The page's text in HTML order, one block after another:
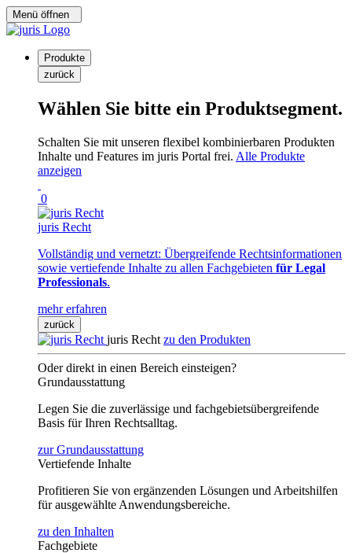
Menü öffnen
Produkte
zurück
Wählen Sie bitte ein Produktsegment.
Schalten Sie mit unseren flexibel kombinierbaren Produkten
Inhalte und Features im juris Portal frei. Alle Produkte
anzeigen
0
juris Recht
Vollständig und vernetzt: Übergreifende Rechtsinformationen
sowie vertiefende Inhalte zu allen Fachgebieten für Legal
Professionals.
mehr erfahren
zurück
juris Recht zu den Produkten
Oder direkt in einen Bereich einsteigen?
Grundausstattung
Legen Sie die zuverlässige und fachgebietsübergreifende
Basis für Ihren Rechtsalltag.
zur Grundausstattung
Vertiefende Inhalte
Profitieren Sie von ergänzenden Lösungen und Arbeitshilfen
für ausgewählte Anwendungsbereiche.
zu den Inhalten
Fachgebiete